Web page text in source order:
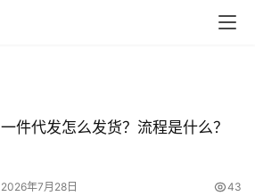
一件代发怎么发货？流程是什么？
2026年7月28日 43